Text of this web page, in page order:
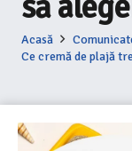
Acasă
Ce cremă de plajă